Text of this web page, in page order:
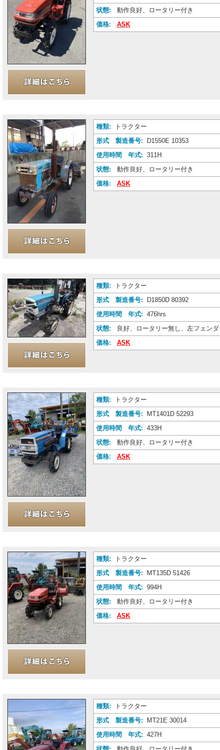
状態:
動作良好、ロータリー付き
価格:
ASK
種類:
トラクター
形式 製造番号:
D1550E 10353
使用時間 年式: 311H
状態:
動作良好、ロータリー付き
価格:
ASK
種類:
トラクター
形式 製造番号:
D1850D 80392
使用時間 年式: 476hrs
状態:
良好、ロータリー無し、左フェン
価格:
ASK
種類:
トラクター
形式 製造番号:
MT1401D 52293
使用時間 年式: 433H
状態:
動作良好、ロータリー付き
価格:
ASK
種類:
トラクター
形式 製造番号:
MT135D 51426
使用時間 年式: 994H
状態:
動作良好、ロータリー付き
価格:
ASK
種類:
トラクター
形式 製造番号:
MT21E 30014
使用時間 年式: 427H